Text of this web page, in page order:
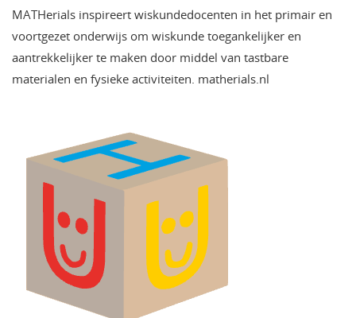
MATHerials inspireert wiskundedocenten in het primair en
voortgezet onderwijs om wiskunde toegankelijker en
aantrekkelijker te maken door middel van tastbare
materialen en fysieke activiteiten. matherials.nl